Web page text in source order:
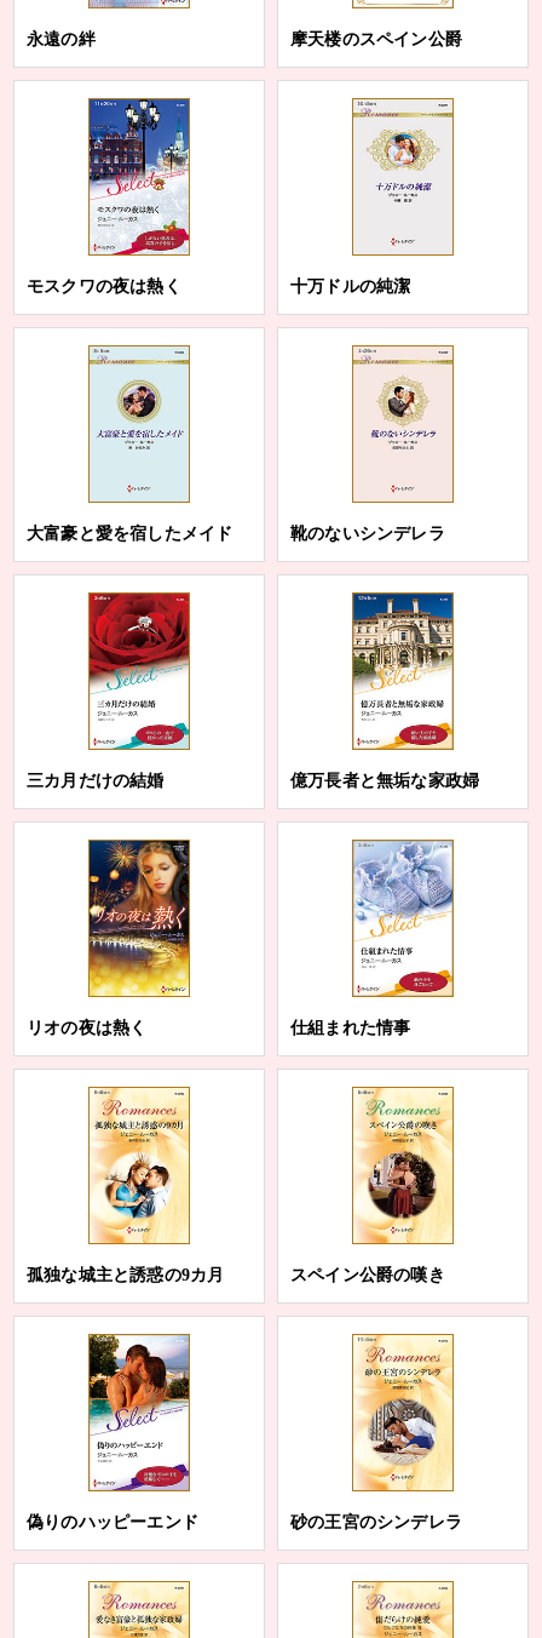
永遠の絆 摩天楼のスペイン公爵
モスクワの夜は熱く 十万ドルの純潔
大富豪と愛を宿したメイド 靴のないシンデレラ
三カ月だけの結婚 億万長者と無垢な家政婦
リオの夜は熱く 仕組まれた情事
孤独な城主と誘惑の9カ月 スペイン公爵の嘆き
偽りのハッピーエンド 砂の王宮のシンデレラ